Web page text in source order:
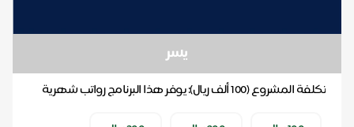
يسر
تكلفة المشروع (100 ألف ريال): يوفر هذا البرنامج رواتب شهرية